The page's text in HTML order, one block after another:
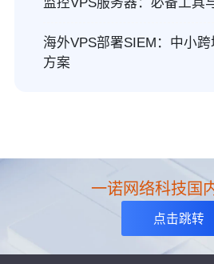
海外VPS部署SIEM：中小
方案
一诺网络科技国
点击跳转